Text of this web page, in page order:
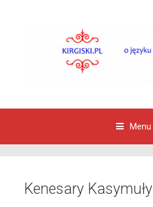
Menu
Kenesary Kasymuły